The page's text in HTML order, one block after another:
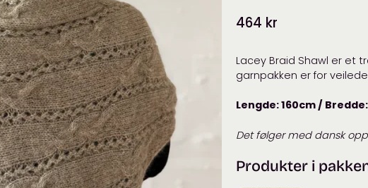
464 kr
Lacey Braid Shawl er et
garnpakken er for
Lengde: 160cm /
Det følger med dansk
Produkter i